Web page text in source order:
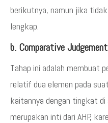
berikutnya, namun jika
lengkap.
b. Comparative Judgement
Tahap ini adalah membuat
relatif dua elemen pada
kaitannya dengan tingkat di
merupakan inti dari AHP,